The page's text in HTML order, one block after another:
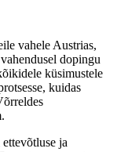
vahele Austrias,
dopingu
küsimustele
kuidas
ja